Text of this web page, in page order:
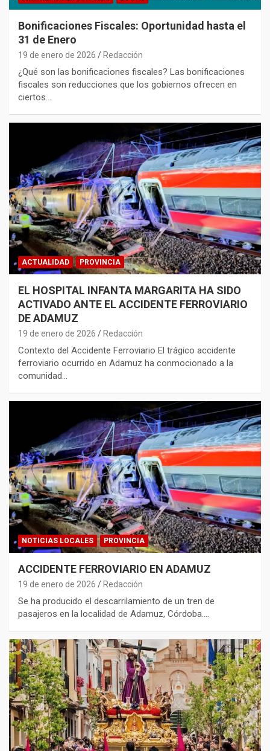
Bonificaciones Fiscales: Oportunidad hasta el
31 de Enero
19 de enero de 2026 Redacción
¿Qué son las bonificaciones fiscales? Las bonificaciones
fiscales son reducciones que los gobiernos ofrecen en
ciertos…
ACTUALIDAD PROVINCIA
EL HOSPITAL INFANTA MARGARITA HA SIDO
ACTIVADO ANTE EL ACCIDENTE FERROVIARIO
DE ADAMUZ
19 de enero de 2026 Redacción
Contexto del Accidente Ferroviario El trágico accidente
ferroviario ocurrido en Adamuz ha conmocionado a la
comunidad…
NOTICIAS LOCALES PROVINCIA
ACCIDENTE FERROVIARIO EN ADAMUZ
19 de enero de 2026 Redacción
Se ha producido el descarrilamiento de un tren de
pasajeros en la localidad de Adamuz, Córdoba.…